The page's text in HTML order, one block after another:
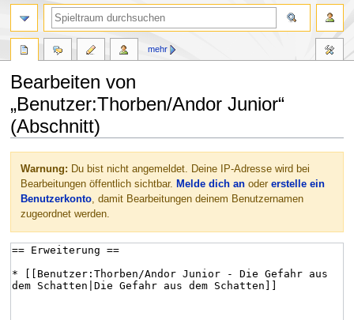
Bearbeiten von
„Benutzer:Thorben/Andor Junior“
(Abschnitt)
Navigation
springen
Suche
springen
Warnung: Du bist nicht angemeldet. Deine IP-Adresse wird bei
Bearbeitungen öffentlich sichtbar.
Melde dich an odererstelle ein
Benutzerkonto , damit Bearbeitungen deinem Benutzernamen
zugeordnet werden.
mehr